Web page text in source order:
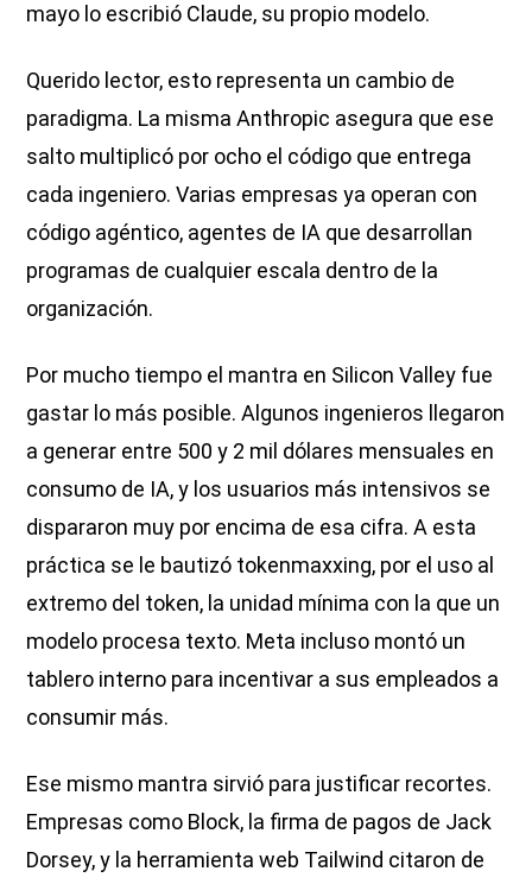
mayo lo escribió Claude, su propio modelo.
Querido lector, esto representa un cambio de
paradigma. La misma Anthropic asegura que ese
salto multiplicó por ocho el código que entrega
cada ingeniero. Varias empresas ya operan con
código agéntico, agentes de IA que desarrollan
programas de cualquier escala dentro de la
organización.
Por mucho tiempo el mantra en Silicon Valley fue
gastar lo más posible. Algunos ingenieros llegaron
a generar entre 500 y 2 mil dólares mensuales en
consumo de IA, y los usuarios más intensivos se
dispararon muy por encima de esa cifra. A esta
práctica se le bautizó tokenmaxxing, por el uso al
extremo del token, la unidad mínima con la que un
modelo procesa texto. Meta incluso montó un
tablero interno para incentivar a sus empleados a
consumir más.
Ese mismo mantra sirvió para justificar recortes.
Empresas como Block, la firma de pagos de Jack
Dorsey, y la herramienta web Tailwind citaron de